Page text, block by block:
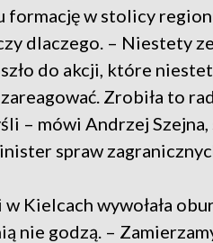
w stolicy
dlaczego. – Niestety
do akcji, które
Zrobiła to
– mówi Andrzej
spraw
Kielcach wywołała
nie godzą. –